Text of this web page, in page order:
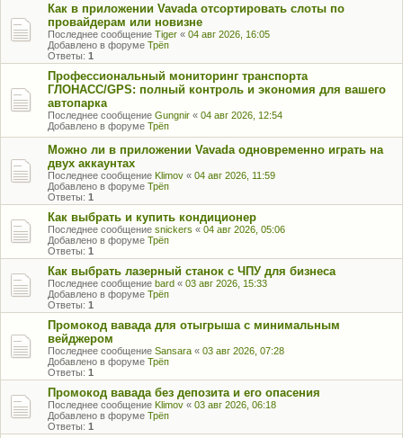
Как в приложении Vavada отсортировать слоты по
провайдерам или новизне
Последнее сообщение Tiger « 04 авг 2026, 16:05
Добавлено в форуме Трёп
Ответы: 1
Профессиональный мониторинг транспорта
ГЛОНАСС/GPS: полный контроль и экономия для вашего
автопарка
Последнее сообщение Gungnir « 04 авг 2026, 12:54
Добавлено в форуме Трёп
Можно ли в приложении Vavada одновременно играть на
двух аккаунтах
Последнее сообщение Klimov « 04 авг 2026, 11:59
Добавлено в форуме Трёп
Ответы: 1
Как выбрать и купить кондиционер
Последнее сообщение snickers « 04 авг 2026, 05:06
Добавлено в форуме Трёп
Ответы: 1
Как выбрать лазерный станок с ЧПУ для бизнеса
Последнее сообщение bard « 03 авг 2026, 15:33
Добавлено в форуме Трёп
Ответы: 1
Промокод вавада для отыгрыша с минимальным
вейджером
Последнее сообщение Sansara « 03 авг 2026, 07:28
Добавлено в форуме Трёп
Ответы: 1
Промокод вавада без депозита и его опасения
Последнее сообщение Klimov « 03 авг 2026, 06:18
Добавлено в форуме Трёп
Ответы: 1